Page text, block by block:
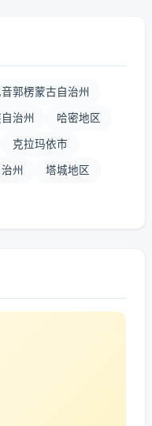
音郭楞蒙古自治州
治州 哈密地区
克拉玛依市
州 塔城地区